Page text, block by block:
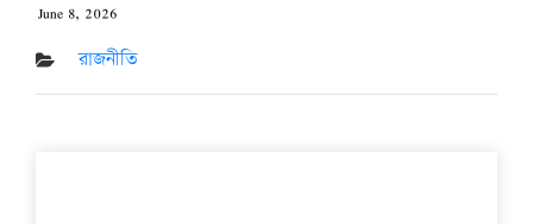
Posted
on
June 8, 2026
রাজনীতি